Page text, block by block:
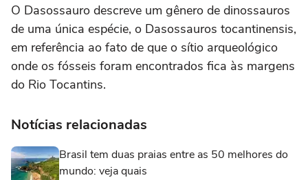
O Dasossauro descreve um gênero de dinossauros
de uma única espécie, o Dasossauros tocantinensis,
em referência ao fato de que o sítio arqueológico
onde os fósseis foram encontrados fica às margens
do Rio Tocantins.
Notícias relacionadas
Brasil tem duas praias entre as 50 melhores do
mundo: veja quais